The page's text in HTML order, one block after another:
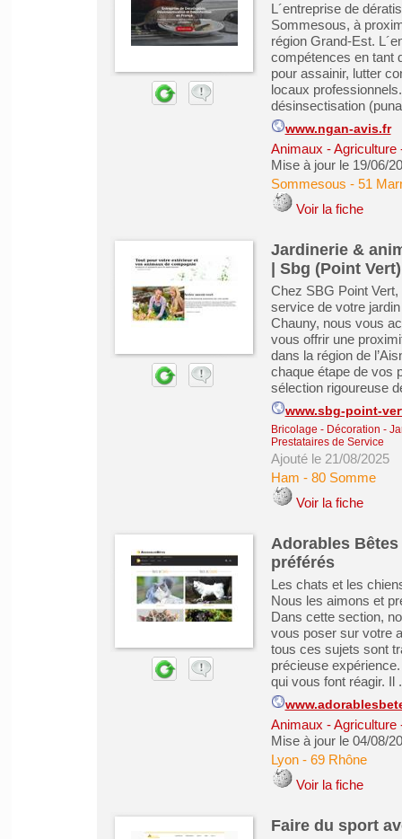
L´entreprise de
Sommesous, à
région Grand-Est.
compétences en tant
pour assainir, lutter
locaux
désinsectisation
www.ngan-avis.fr
Animaux - Agriculture
Mise à jour le 19/06/
Sommesous - 51
Voir la fiche
Jardinerie &
| Sbg (Point Vert)
Chez SBG Point
service de votre
Chauny, nous vous
vous offrir une
dans la région de
chaque étape de vos
sélection rigoureuse
www.sbg-point-
Bricolage - Décoration -
Prestataires de Service
Ajouté le 21/08/2025
Ham - 80 Somme
Voir la fiche
Adorables
préférés
Les chats et les
Nous les aimons et
Dans cette section,
vous poser sur votre
tous ces sujets sont
précieuse
qui vous font réagir. Il
Animaux - Agriculture
Mise à jour le 04/08/
Lyon- 69 Rhône
Voir la fiche
Faire du sport